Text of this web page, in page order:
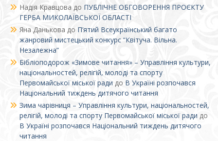
Надія Кравцова до ПУБЛІЧНЕ ОБГОВОРЕННЯ ПРОЄКТУ
ГЕРБА МИКОЛАЇВСЬКОЇ ОБЛАСТІ
Яна Данькова до П’ятий Всеукраїнський багато
жанровий мистецький конкурс “Квітуча. Вільна.
Незалежна”
Бібліоподорож «Зимове читання» – Управління культури,
національностей, релігій, молоді та спорту
Первомайської міської ради до В Україні розпочався
Національний тиждень дитячого читання
Зима чарівниця – Управління культури, національностей,
релігій, молоді та спорту Первомайської міської ради до
В Україні розпочався Національний тиждень дитячого
читання